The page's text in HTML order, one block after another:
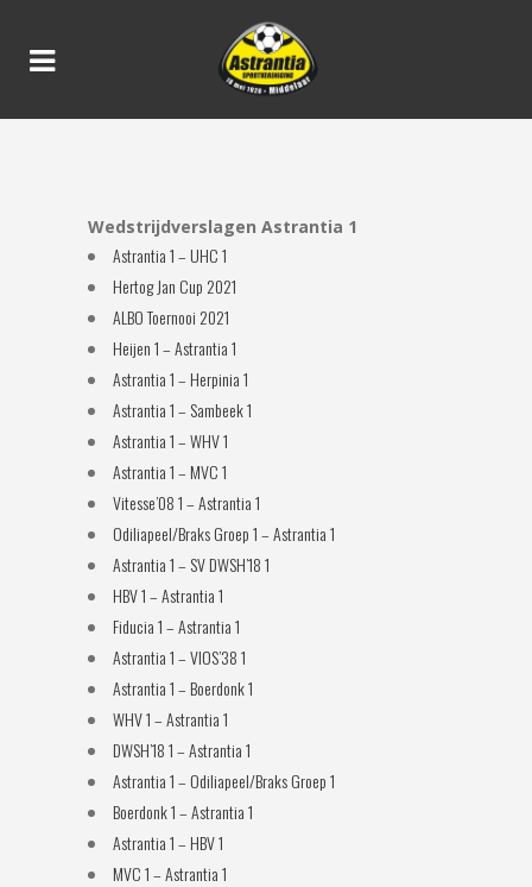
Wedstrijdverslagen Astrantia 1
Astrantia 1 – UHC 1
Hertog Jan Cup 2021
ALBO Toernooi 2021
Heijen 1 – Astrantia 1
Astrantia 1 – Herpinia 1
Astrantia 1 – Sambeek 1
Astrantia 1 – WHV 1
Astrantia 1 – MVC 1
Vitesse’08 1 – Astrantia 1
Odiliapeel/Braks Groep 1 – Astrantia 1
Astrantia 1 – SV DWSH’18 1
HBV 1 – Astrantia 1
Fiducia 1 – Astrantia 1
Astrantia 1 – VIOS’38 1
Astrantia 1 – Boerdonk 1
WHV 1 – Astrantia 1
DWSH’18 1 – Astrantia 1
Astrantia 1 – Odiliapeel/Braks Groep 1
Boerdonk 1 – Astrantia 1
Astrantia 1 – HBV 1
MVC 1 – Astrantia 1